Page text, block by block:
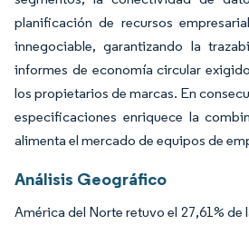
planificación de recursos
innegociable, garantizando la
informes de economía circular
los propietarios de marcas. En
especificaciones enriquece la
alimenta el mercado de equipos de
Análisis Geográfico
América del Norte retuvo el 27,61% de